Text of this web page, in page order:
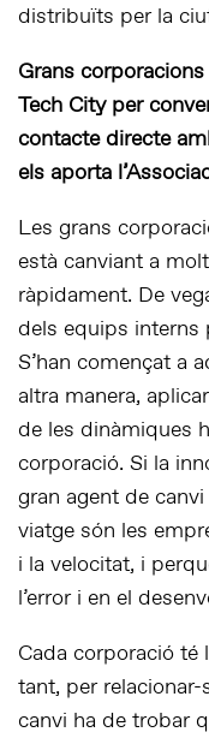
distribuïts per la
Grans
Tech City per
contacte directe
els aporta
Les grans
està canviant a
ràpidament. De
dels equips interns
S’han començat a
altra manera,
de les dinàmiques
corporació. Si la
gran agent de
viatge són les
i la velocitat, i
l’error i en el
Cada corporació té
tant, per
canvi ha de trobar